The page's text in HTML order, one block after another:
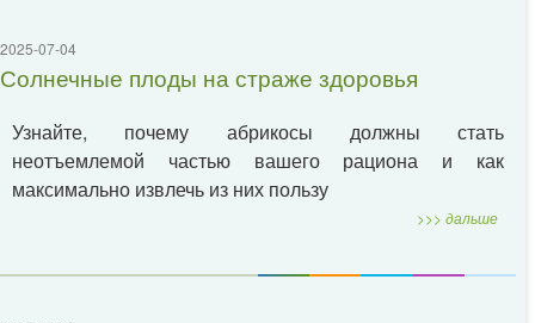
2025-07-04
Солнечные плоды на страже здоровья
Узнайте, почему абрикосы должны стать
неотъемлемой частью вашего рациона и как
максимально извлечь из них пользу
>>> дальше